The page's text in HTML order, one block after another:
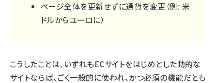
ページ全体を更新せずに通貨を変更（例: 米
ドルからユーロに）
こうしたことは、いずれもECサイトをはじめとした動的な
サイトならば、ごく一般的に使われ、かつ必須の機能だとも